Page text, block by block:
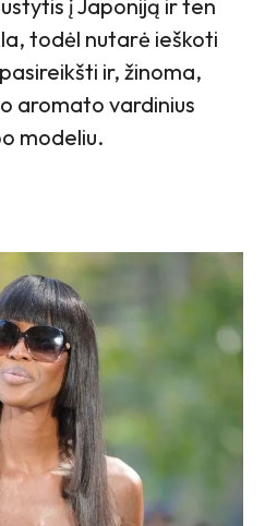
į Japoniją ir ten
todėl nutarė ieškoti
ir, žinoma,
aromato vardinius
modeliu.